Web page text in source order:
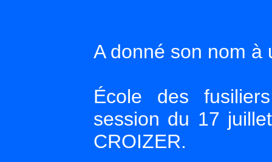
A donné son nom à
École des
session du 17
CROIZER.